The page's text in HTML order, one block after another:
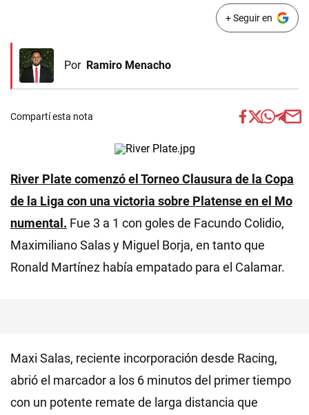
+ Seguir en
Por Ramiro Menacho
Compartí esta nota
River Plate comenzó el Torneo Clausura de la Copa
de la Liga con una victoria sobre Platense en el Mo
numental. Fue 3 a 1 con goles de Facundo Colidio,
Maximiliano Salas y Miguel Borja, en tanto que
Ronald Martínez había empatado para el Calamar.
Maxi Salas, reciente incorporación desde Racing,
abrió el marcador a los 6 minutos del primer tiempo
con un potente remate de larga distancia que